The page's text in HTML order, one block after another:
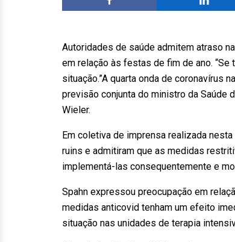
Autoridades de saúde admitem atraso
em relação às festas de fim de ano.
situação.”A quarta onda de coronavírus
previsão conjunta do ministro da Saúde
Wieler.
Em coletiva de imprensa realizada
ruins e admitiram que as medidas
implementá-las consequentemente e
Spahn expressou preocupação em
medidas anticovid tenham um efeito
situação nas unidades de terapia